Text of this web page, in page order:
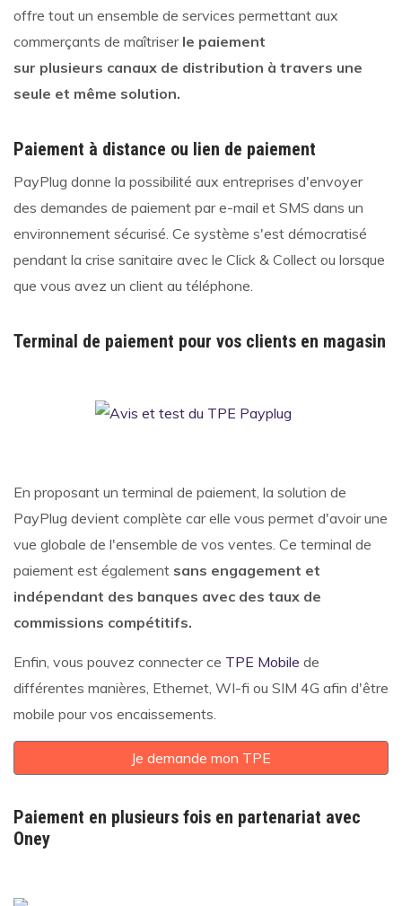
offre tout un ensemble de services permettant aux
commerçants de maîtriser le paiement
sur plusieurs canaux de distribution à travers une
seule et même solution.
Paiement à distance ou lien de paiement
PayPlug donne la possibilité aux entreprises d'envoyer
des demandes de paiement par e-mail et SMS dans un
environnement sécurisé. Ce système s'est démocratisé
pendant la crise sanitaire avec le Click & Collect ou lorsque
que vous avez un client au téléphone.
Terminal de paiement pour vos clients en magasin
En proposant un terminal de paiement, la solution de
PayPlug devient complète car elle vous permet d'avoir une
vue globale de l'ensemble de vos ventes. Ce terminal de
paiement est également sans engagement et
indépendant des banques avec des taux de
commissions compétitifs.
Enfin, vous pouvez connecter ce TPE Mobile de
différentes manières, Ethernet, WI-fi ou SIM 4G afin d'être
mobile pour vos encaissements.
Je demande mon TPE
Paiement en plusieurs fois en partenariat avec
Oney